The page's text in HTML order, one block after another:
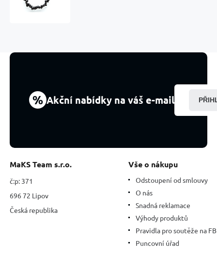
kámen
dobré
nálady
% Akční nabídky na váš e-mail
MaKS Team s.r.o.
č:p: 371
696 72 Lipov
Česká republika
Vše o nákupu
Odstoupení od smlouvy
O nás
Snadná reklamace
Výhody produktů
Pravidla pro soutěže na FB
Puncovní úřad